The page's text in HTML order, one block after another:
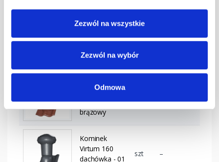
Zezwól na wszystkie
Zezwól na wybór
Odmowa
Kominek
dachówka - 01
ceglasty
szt –
Virtum 160
dachówka - 01
brązowy
Kominek
Virtum 160
dachówka - 01
szt –